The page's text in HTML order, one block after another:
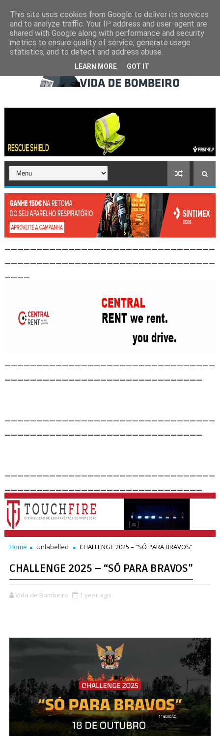
Home Unlabelled CHALLENGE 2025 – “SÓ PARA BRAVOS”
CHALLENGE 2025 – “SÓ PARA BRAVOS”
Vida de Bombeiro 1 year ago
This site uses cookies from Google to deliver its services
and to analyze traffic. Your IP address and user-agent are
shared with Google along with performance and security
metrics to ensure quality of service, generate usage
statistics, and to detect and address abuse.
LEARN MORE GOT IT